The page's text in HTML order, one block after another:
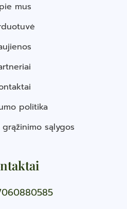
mus
politika
sąlygos